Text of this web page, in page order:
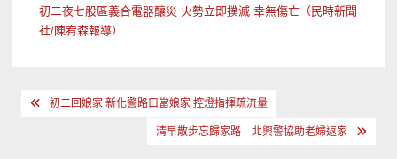
初二夜七股區義合電器釀災 火勢立即撲滅 幸無傷亡（民時新聞
社/陳宥森報導）
文 初二回娘家 新化警路口當娘家 控燈指揮疏流量
清早散步忘歸家路 北興警協助老婦返家